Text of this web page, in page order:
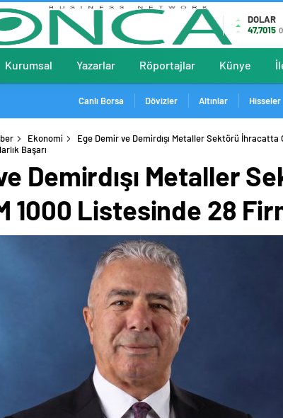
DOLAR
47,7015
Kurumsal Yazarlar Röportajlar Künye
Canlı Borsa Dövizler Altınlar Hisseler
Ekonomi
Ege Demir ve Demirdışı Metaller Sektörü İhracatta
Başarı
Demirdışı Metaller
1000 Listesinde 28